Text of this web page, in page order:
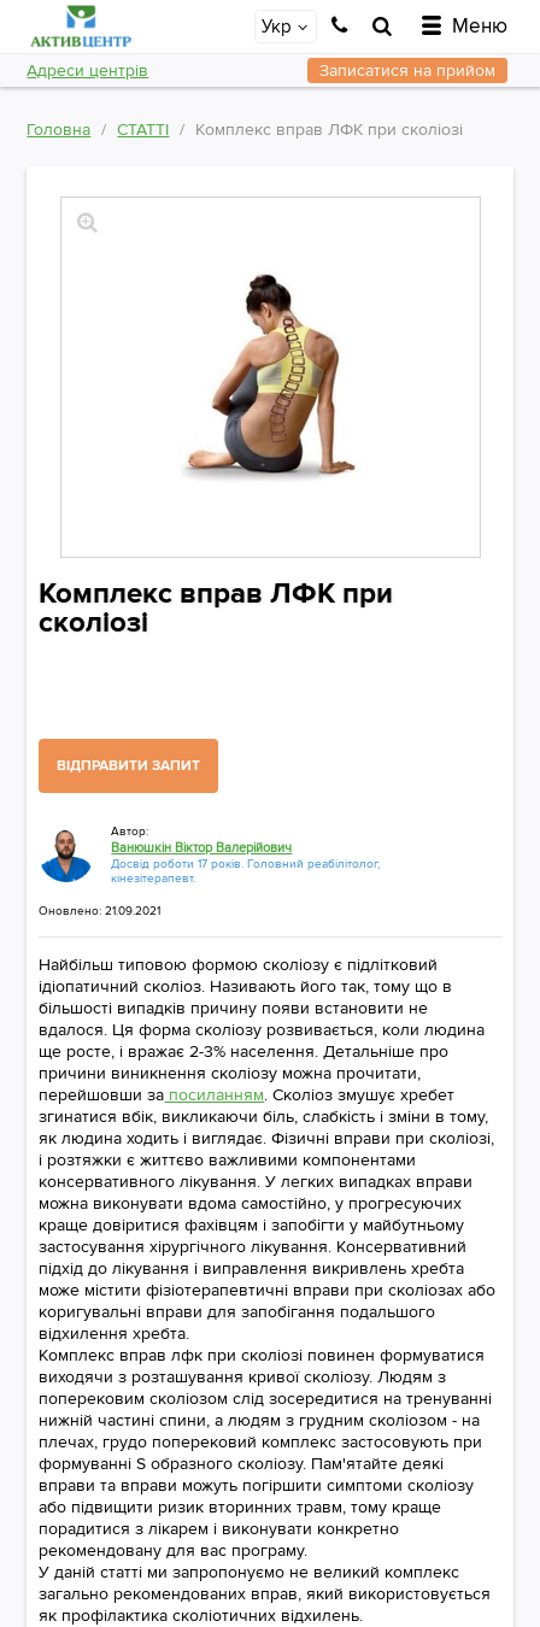
Укр Меню
Адреси центрів Записатися на прийом
Головна СТАТТІ Комплекс вправ ЛФК при сколіозі
Комплекс вправ ЛФК при
сколіозі
ВІДПРАВИТИ ЗАПИТ
Автор:
Ванюшкін Віктор Валерійович
Досвід роботи 17 років. Головний реабілітолог,
кінезітерапевт.
Оновлено: 21.09.2021
Найбільш типовою формою сколіозу є підлітковий
ідіопатичний сколіоз. Називають його так, тому що в
більшості випадків причину появи встановити не
вдалося. Ця форма сколіозу розвивається, коли людина
ще росте, і вражає 2-3% населення. Детальніше про
причини виникнення сколіозу можна прочитати,
перейшовши за посиланням. Сколіоз змушує хребет
згинатися вбік, викликаючи біль, слабкість і зміни в тому,
як людина ходить і виглядає. Фізичні вправи при сколіозі,
і розтяжки є життєво важливими компонентами
консервативного лікування. У легких випадках вправи
можна виконувати вдома самостійно, у прогресуючих
краще довіритися фахівцям і запобігти у майбутньому
застосування хірургічного лікування. Консервативний
підхід до лікування і виправлення викривлень хребта
може містити фізіотерапевтичні вправи при сколіозах або
коригувальні вправи для запобігання подальшого
відхилення хребта.
Комплекс вправ лфк при сколіозі повинен формуватися
виходячи з розташування кривої сколіозу. Людям з
поперековим сколіозом слід зосередитися на тренуванні
нижній частині спини, а людям з грудним сколіозом - на
плечах, грудо поперековий комплекс застосовують при
формуванні S образного сколіозу. Пам'ятайте деякі
вправи та вправи можуть погіршити симптоми сколіозу
або підвищити ризик вторинних травм, тому краще
порадитися з лікарем і виконувати конкретно
рекомендовану для вас програму.
У даній статті ми запропонуємо не великий комплекс
загально рекомендованих вправ, який використовується
як профілактика сколіотичних відхилень.